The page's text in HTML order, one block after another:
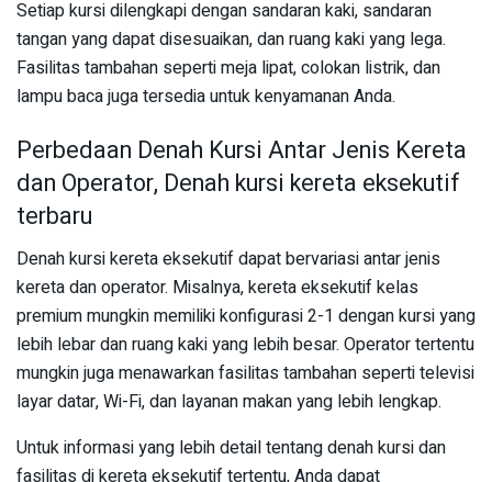
Setiap kursi dilengkapi dengan sandaran kaki, sandaran
tangan yang dapat disesuaikan, dan ruang kaki yang lega.
Fasilitas tambahan seperti meja lipat, colokan listrik, dan
lampu baca juga tersedia untuk kenyamanan Anda.
Perbedaan Denah Kursi Antar Jenis Kereta
dan Operator, Denah kursi kereta eksekutif
terbaru
Denah kursi kereta eksekutif dapat bervariasi antar jenis
kereta dan operator. Misalnya, kereta eksekutif kelas
premium mungkin memiliki konfigurasi 2-1 dengan kursi yang
lebih lebar dan ruang kaki yang lebih besar. Operator tertentu
mungkin juga menawarkan fasilitas tambahan seperti televisi
layar datar, Wi-Fi, dan layanan makan yang lebih lengkap.
Untuk informasi yang lebih detail tentang denah kursi dan
fasilitas di kereta eksekutif tertentu, Anda dapat